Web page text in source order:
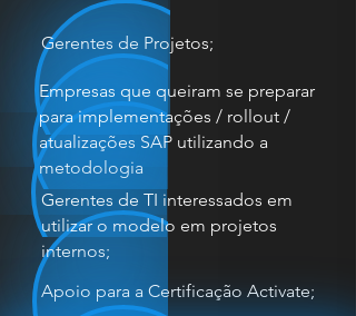
Gerentes de Projetos;
Empresas que queiram se preparar
para implementações / rollout /
atualizações SAP utilizando a
metodologia
Gerentes de TI interessados em
utilizar o modelo em projetos
internos;​
Apoio para a Certificação Activate;